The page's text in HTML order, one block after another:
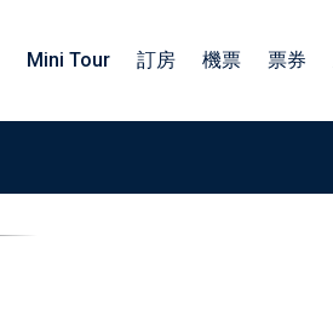
Mini Tour 訂房 機票 票券